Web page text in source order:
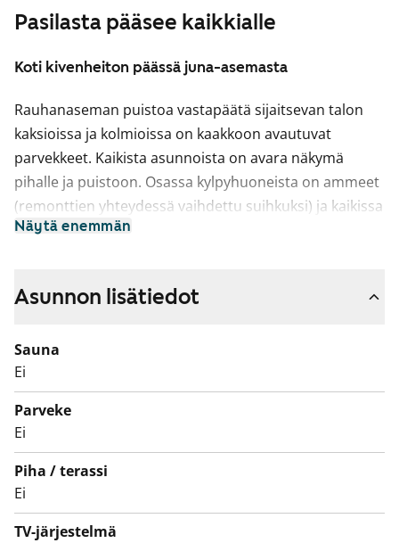
Pasilasta pääsee kaikkialle
Koti kivenheiton päässä juna-asemasta
Rauhanaseman puistoa vastapäätä sijaitsevan talon
kaksioissa ja kolmioissa on kaakkoon avautuvat
parvekkeet. Kaikista asunnoista on avara näkymä
pihalle ja puistoon. Osassa kylpyhuoneista on ammeet
(remonttien yhteydessä vaihdettu suihkuksi) ja kaikissa
tilavaraus pesukoneelle.
Näytä enemmän
Asunnon lisätiedot
Sauna
Ei
Parveke
Ei
Piha / terassi
Ei
TV-järjestelmä